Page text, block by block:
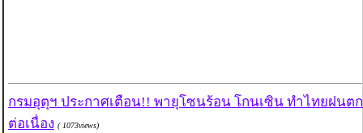
กรมอุตุฯ ประกาศเตือน!! พายุโซนร้อน โกนเซิน ทำไทยฝนตก
ต่อเนื่อง ( 1073views)